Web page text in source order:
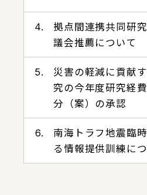
4.
拠点間連携共同研
議会推薦について
5.
災害の軽減に貢献
究の今年度研究経
分（案）の承認
6.
南海トラフ地震臨
る情報提供訓練に